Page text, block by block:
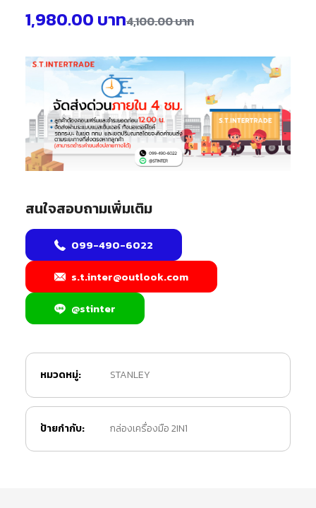
4,100.00บาท
1,980.00 บาท
สนใจสอบถามเพิ่มเติม
099-490-6022
s.t.inter@outlook.com
@stinter
หมวดหมู่: STANLEY
ป้ายกำกับ: กล่องเครื่องมือ 2IN1